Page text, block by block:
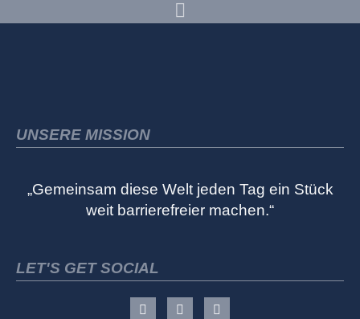
UNSERE MISSION
„Gemeinsam diese Welt jeden Tag ein Stück
weit barrierefreier machen.“
LET'S GET SOCIAL